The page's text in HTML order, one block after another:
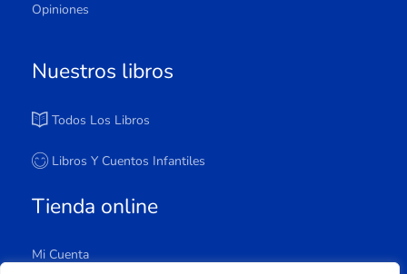
Opiniones
Nuestros libros
Todos Los Libros
Libros Y Cuentos Infantiles
Tienda online
Mi Cuenta